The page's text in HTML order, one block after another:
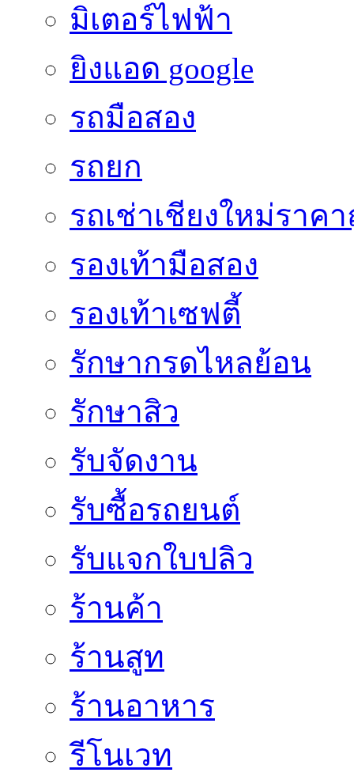
มิเตอร์ไฟฟ้า
ยิงแอด google
รถมือสอง
รถยก
รถเช่าเชียงใหม่ราค
รองเท้ามือสอง
รองเท้าเซฟตี้
รักษากรดไหลย้อน
รักษาสิว
รับจัดงาน
รับซื้อรถยนต์
รับแจกใบปลิว
ร้านค้า
ร้านสูท
ร้านอาหาร
รีโนเวท